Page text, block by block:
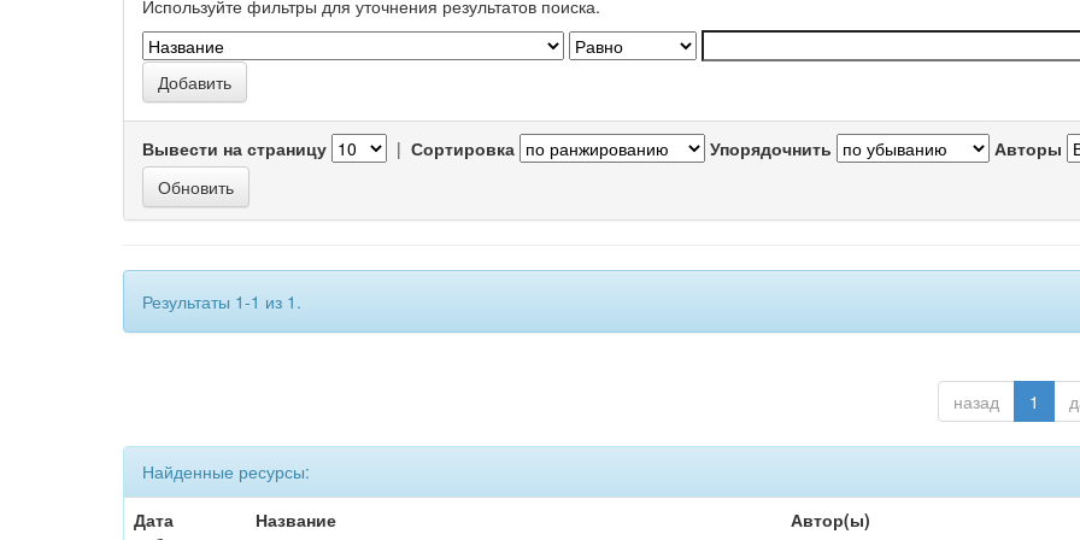
Используйте фильтры для уточнения результатов поиска.
Вывести на страницу | Сортировка Упорядочнить Авторы
Результаты 1-1 из 1.
назад 1
Найденные ресурсы:
Дата
Название Автор(ы)